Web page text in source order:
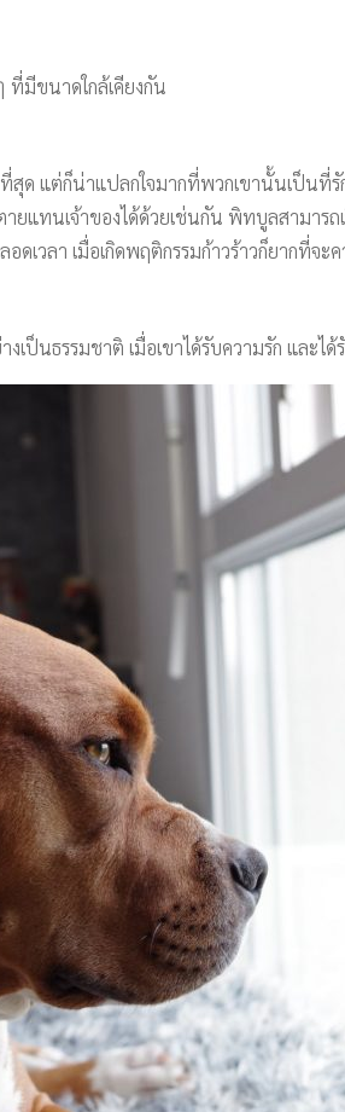
มีขนาดใกล้เคียงกัน
สุด แต่ก็น่าแปลกใจมากที่พวกเขานั้นเป็น
แทนเจ้าของได้ด้วยเช่นกัน พิทบูลสามารถเ
ดเวลา เมื่อเกิดพฤติกรรมก้าวร้าวก็ยากที่จ
ป็นธรรมชาติ เมื่อเขาได้รับความรัก และไ